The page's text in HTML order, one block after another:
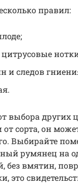
правил:
и следов
выбора других
сорта, он
Выбирайте
румянец на
без вмятин,
это